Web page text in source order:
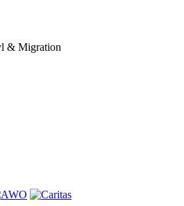
& Migration